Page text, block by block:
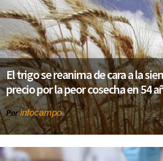
El trigo se reanima de cara a la
precio por la peor cosecha en 54
Porinfocampo